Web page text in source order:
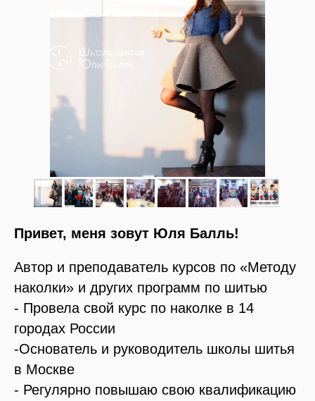
Привет, меня зовут Юля Балль!
Автор и преподаватель курсов по «Методу
наколки» и других программ по шитью
- Провела свой курс по наколке в 14
городах России
-Основатель и руководитель школы шитья
в Москве
- Регулярно повышаю свою квалификацию